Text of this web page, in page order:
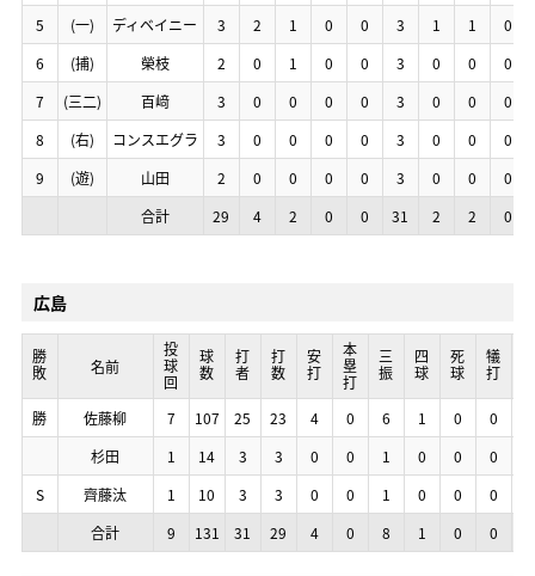
5
(一) ディベイニー 3 2 1 0 0 3 1 1
0
6
(捕) 榮枝 2 0 1 0 0 3 0 0
0
7
(三二) 百﨑 3 0 0 0 0 3 0 0
0
8
(右) コンスエグラ 3 0 0 0 0 3 0 0
0
9
(遊) 山田 2 0 0 0 0 3 0 0
0
合計
29 4 2 0 0 31 2 2 0
5
(一) ディベイニー 3 2 1 0 0 3 1 1
0
6
(捕) 榮枝 2 0 1 0 0 3 0 0
0
7
(三二) 百﨑 3 0 0 0 0 3 0 0
0
8
(右) コンスエグラ 3 0 0 0 0 3 0 0
0
9
(遊) 山田 2 0 0 0 0 3 0 0
0
合計
29 4 2 0 0 31 2 2 0
5
(一) ディベイニー 3 2 1 0 0 3 1 1
0
6
(捕) 榮枝 2 0 1 0 0 3 0 0
0
7
(三二) 百﨑 3 0 0 0 0 3 0 0
0
8
(右) コンスエグラ 3 0 0 0 0 3 0 0
0
9
(遊) 山田 2 0 0 0 0 3 0 0
0
合計
29 4 2 0 0 31 2 2 0
5
(一) ディベイニー 3 2 1 0 0 3 1 1
0
6
(捕) 榮枝 2 0 1 0 0 3 0 0
0
7
(三二) 百﨑 3 0 0 0 0 3 0 0
0
8
(右) コンスエグラ 3 0 0 0 0 3 0 0
0
9
(遊) 山田 2 0 0 0 0 3 0 0
0
合計
29 4 2 0 0 31 2 2 0
広島
勝敗 名前 投球回 球数 打者 打数 安打 本塁打 三振 四球 死球 犠打
勝 佐藤柳 7 107 25 23 4 0 6 1 0 0
杉田
1 14 3 3 0 0 1 0 0 0
S
齊藤汰 1 10 3 3 0 0 1 0 0 0
合計
9 131 31 29 4 0 8 1 0 0
勝敗 名前 投球回 球数 打者 打数 安打 本塁打 三振 四球 死球 犠打
勝 佐藤柳 7 107 25 23 4 0 6 1 0 0
杉田
1 14 3 3 0 0 1 0 0 0
S
齊藤汰 1 10 3 3 0 0 1 0 0 0
合計
9 131 31 29 4 0 8 1 0 0
勝敗 名前 投球回 球数 打者 打数 安打 本塁打 三振 四球 死球 犠打
勝 佐藤柳 7 107 25 23 4 0 6 1 0 0
杉田
1 14 3 3 0 0 1 0 0 0
S
齊藤汰 1 10 3 3 0 0 1 0 0 0
合計
9 131 31 29 4 0 8 1 0 0
勝敗 名前 投球回 球数 打者 打数 安打 本塁打 三振 四球 死球 犠打
勝 佐藤柳 7 107 25 23 4 0 6 1 0 0
杉田
1 14 3 3 0 0 1 0 0 0
S
齊藤汰 1 10 3 3 0 0 1 0 0 0
合計
9 131 31 29 4 0 8 1 0 0